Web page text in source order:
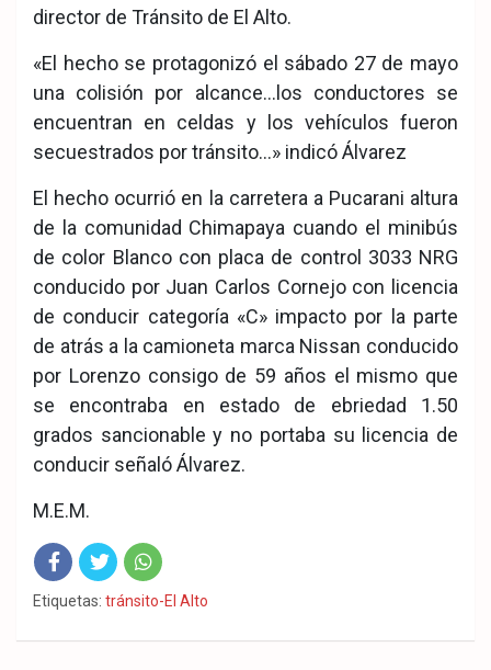
director de Tránsito de El Alto.
«El hecho se protagonizó el sábado 27 de mayo
una colisión por alcance…los conductores se
encuentran en celdas y los vehículos fueron
secuestrados por tránsito…» indicó Álvarez
El hecho ocurrió en la carretera a Pucarani altura
de la comunidad Chimapaya cuando el minibús
de color Blanco con placa de control 3033 NRG
conducido por Juan Carlos Cornejo con licencia
de conducir categoría «C» impacto por la parte
de atrás a la camioneta marca Nissan conducido
por Lorenzo consigo de 59 años el mismo que
se encontraba en estado de ebriedad 1.50
grados sancionable y no portaba su licencia de
conducir señaló Álvarez.
M.E.M.
Fac
eb
Twit
ter
Wha
tsA
Etiquetas: tránsito-El Alto